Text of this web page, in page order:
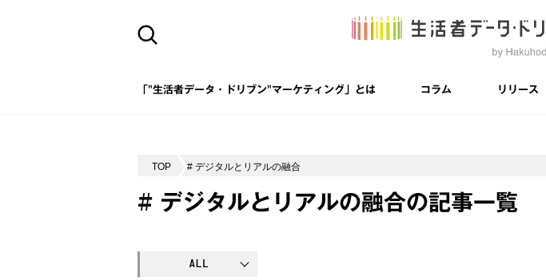
「"生活者データ・ドリブン"マーケティング」とは コラム リリース
TOP # デジタルとリアルの融合
# デジタルとリアルの融合の記事一覧